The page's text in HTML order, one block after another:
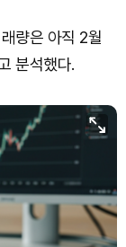
량은 아직 2월
분석했다.